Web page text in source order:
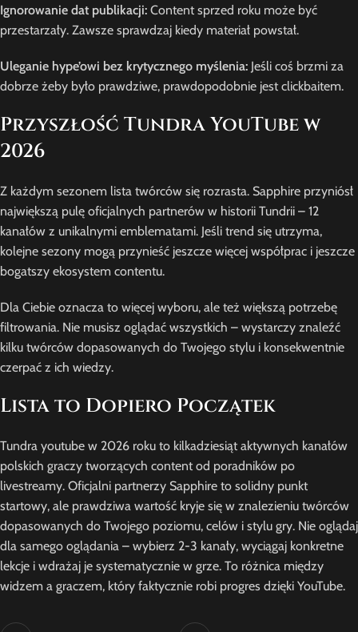
Ignorowanie dat publikacji: Content sprzed roku może być
przestarzały. Zawsze sprawdzaj kiedy materiał powstał.
Uleganie hype’owi bez krytycznego myślenia: Jeśli coś brzmi za
dobrze żeby było prawdziwe, prawdopodobnie jest clickbaitem.
Przyszłość Tundra YouTube w
2026
Z każdym sezonem lista twórców się rozrasta. Sapphire przyniósł
największą pulę oficjalnych partnerów w historii Tundrii – 12
kanałów z unikalnymi emblematami. Jeśli trend się utrzyma,
kolejne sezony mogą przynieść jeszcze więcej współprac i jeszcze
bogatszy ekosystem contentu.
Dla Ciebie oznacza to więcej wyboru, ale też większą potrzebę
filtrowania. Nie musisz oglądać wszystkich – wystarczy znaleźć
kilku twórców dopasowanych do Twojego stylu i konsekwentnie
czerpać z ich wiedzy.
Lista to Dopiero Początek
Tundra youtube w 2026 roku to kilkadziesiąt aktywnych kanałów
polskich graczy tworzących content od poradników po
livestreamy. Oficjalni partnerzy Sapphire to solidny punkt
startowy, ale prawdziwa wartość kryje się w znalezieniu twórców
dopasowanych do Twojego poziomu, celów i stylu gry. Nie oglądaj
dla samego oglądania – wybierz 2-3 kanały, wyciągaj konkretne
lekcje i wdrażaj je systematycznie w grze. To różnica między
widzem a graczem, który faktycznie robi progres dzięki YouTube.